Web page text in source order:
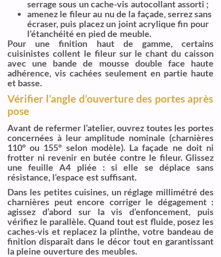
serrage sous un cache-vis autocollant assorti ;
amenez le fileur au nu de la façade, serrez sans
écraser, puis placez un joint acrylique fin pour
l’étanchéité en pied de meuble.
Pour une finition haut de gamme, certains
cuisinistes collent le fileur sur le chant du caisson
avec une bande de mousse double face haute
adhérence, vis cachées seulement en partie haute
et basse.
Vérifier l’angle d’ouverture des portes après
pose
Avant de refermer l’atelier, ouvrez toutes les portes
concernées à leur amplitude nominale (charnières
110° ou 155° selon modèle). La façade ne doit ni
frotter ni revenir en butée contre le fileur. Glissez
une feuille A4 pliée : si elle se déplace sans
résistance, l’espace est suffisant.
Dans les petites cuisines, un réglage millimétré des
charnières peut encore corriger le dégagement :
agissez d’abord sur la vis d’enfoncement, puis
vérifiez le parallèle. Quand tout est fluide, posez les
caches-vis et replacez la plinthe, votre bandeau de
finition disparaît dans le décor tout en garantissant
la pleine ouverture des meubles.